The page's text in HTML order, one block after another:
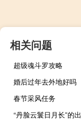
相关问题
超级魂斗罗攻略
婚后过年去外地好吗
春节采风任务
“丹脸云鬟日月长”的